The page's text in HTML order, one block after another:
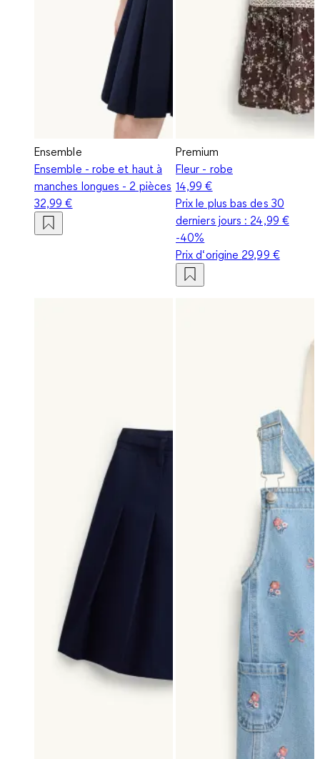
Ensemble
Ensemble - robe et haut à
manches longues - 2 pièces
32,99 €
Premium
Fleur - robe
14,99 €
Prix le plus bas des 30
derniers jours : 24,99 €
-40%
Prix d‘origine 29,99 €